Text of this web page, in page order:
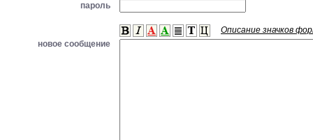
пароль
Описание значков
новое сообщение